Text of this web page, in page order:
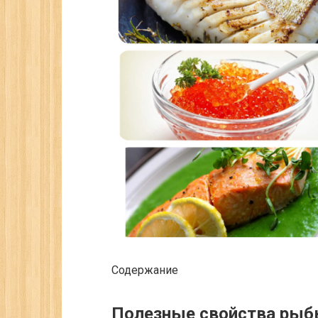
Содержание
Полезные свойства